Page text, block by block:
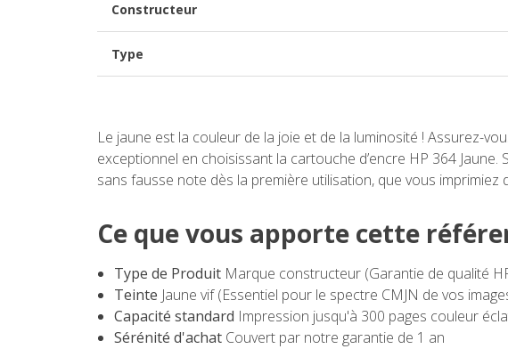
Constructeur
Type
Le jaune est la couleur de la joie et de la luminosité ! Assurez-
exceptionnel en choisissant la cartouche d’encre HP 364
sans fausse note dès la première utilisation, que vous imprimiez
Ce que vous apporte cette
Type de Produit Marque constructeur (Garantie de qualité
Teinte Jaune vif (Essentiel pour le spectre CMJN de vos
Capacité standard Impression jusqu'à 300 pages couleur
Sérénité d'achat Couvert par notre garantie de 1 an